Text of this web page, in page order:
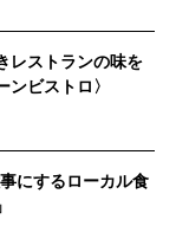
レストランの味を
ビストロ〉
にするローカル食